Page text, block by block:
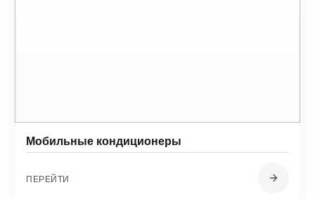
Мобильные кондиционеры
ПЕРЕЙТИ